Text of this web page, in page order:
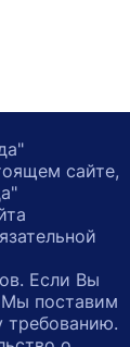
сайте,
Если Вы
Мы поставим
требованию.